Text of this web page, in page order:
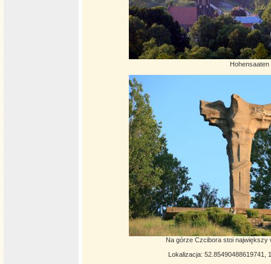
Hohensaaten
Na górze Czcibora stoi największy
Lokalizacja: 52.85490488619741,